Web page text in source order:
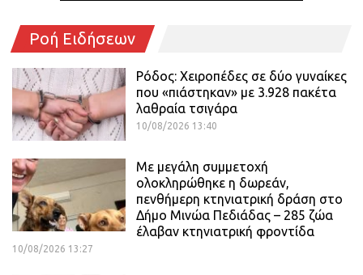
Ροή Ειδήσεων
Ρόδος: Χειροπέδες σε δύο γυναίκες
που «πιάστηκαν» με 3.928 πακέτα
λαθραία τσιγάρα
10/08/2026 13:40
Με μεγάλη συμμετοχή
ολοκληρώθηκε η δωρεάν,
πενθήμερη κτηνιατρική δράση στο
Δήμο Μινώα Πεδιάδας – 285 ζώα
έλαβαν κτηνιατρική φροντίδα
10/08/2026 13:27